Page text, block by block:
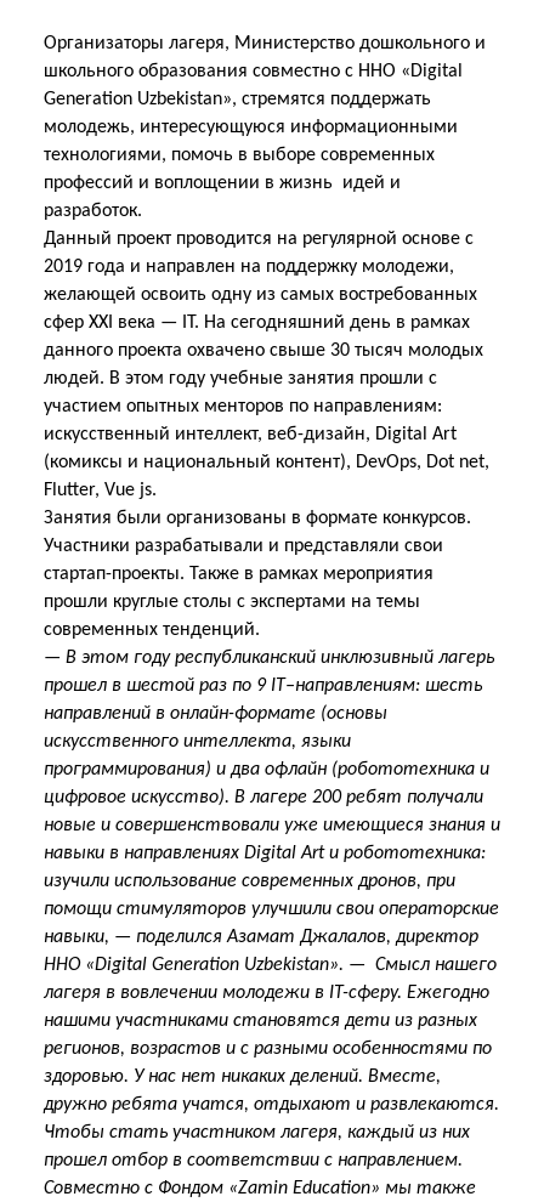
Организаторы лагеря, Министерство дошкольного и
школьного образования совместно с ННО «Digital
Generation Uzbekistan», стремятся поддержать
молодежь, интересующуюся информационными
технологиями, помочь в выборе современных
профессий и воплощении в жизнь идей и
разработок.
Данный проект проводится на регулярной основе с
2019 года и направлен на поддержку молодежи,
желающей освоить одну из самых востребованных
сфер XXI века — IT. На сегодняшний день в рамках
данного проекта охвачено свыше 30 тысяч молодых
людей. В этом году учебные занятия прошли с
участием опытных менторов по направлениям:
искусственный интеллект, веб-дизайн, Digital Art
(комиксы и национальный контент), DevOps, Dot net,
Flutter, Vue js.
Занятия были организованы в формате конкурсов.
Участники разрабатывали и представляли свои
стартап-проекты. Также в рамках мероприятия
прошли круглые столы с экспертами на темы
современных тенденций.
— В этом году республиканский инклюзивный лагерь
прошел в шестой раз по 9 IT–направлениям: шесть
направлений в онлайн-формате (основы
искусственного интеллекта, языки
программирования) и два офлайн (робототехника и
цифровое искусство). В лагере 200 ребят получали
новые и совершенствовали уже имеющиеся знания и
навыки в направлениях Digital Art и робототехника:
изучили использование современных дронов, при
помощи стимуляторов улучшили свои операторские
навыки, — поделился Азамат Джалалов, директор
ННО «Digital Generation Uzbekistan». — Смысл нашего
лагеря в вовлечении молодежи в IT-сферу. Ежегодно
нашими участниками становятся дети из разных
регионов, возрастов и с разными особенностями по
здоровью. У нас нет никаких делений. Вместе,
дружно ребята учатся, отдыхают и развлекаются.
Чтобы стать участником лагеря, каждый из них
прошел отбор в соответствии с направлением.
Совместно с Фондом «Zamin Education» мы также